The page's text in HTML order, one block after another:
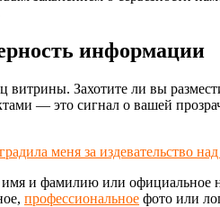
информации
витрины. Захотите ли вы
— это сигнал о вашей
меня за издевательство
имя и фамилию или официальное
профессиональное фото или